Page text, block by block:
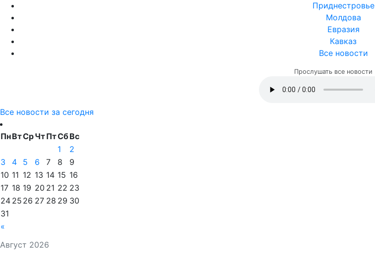
Приднестровье
Молдова
Евразия
Кавказ
Все новости
Прослушать все новости
Все новости за сегодня
Август 2026
ПнВтСрЧтПтСбВс
«
1
2
3
4 5 6 7 8
9
10 11 12 13 14 15 16
17 18 19 20 21 22 23
24 25 26 27 28 29 30
31